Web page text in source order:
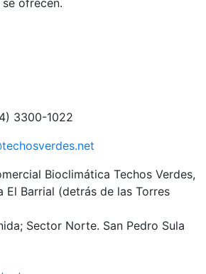
ofrecen.
3300-1022
Bioclimática Techos Verdes,
El Barrial (detrás de las Torres
Sector Norte. San Pedro Sula